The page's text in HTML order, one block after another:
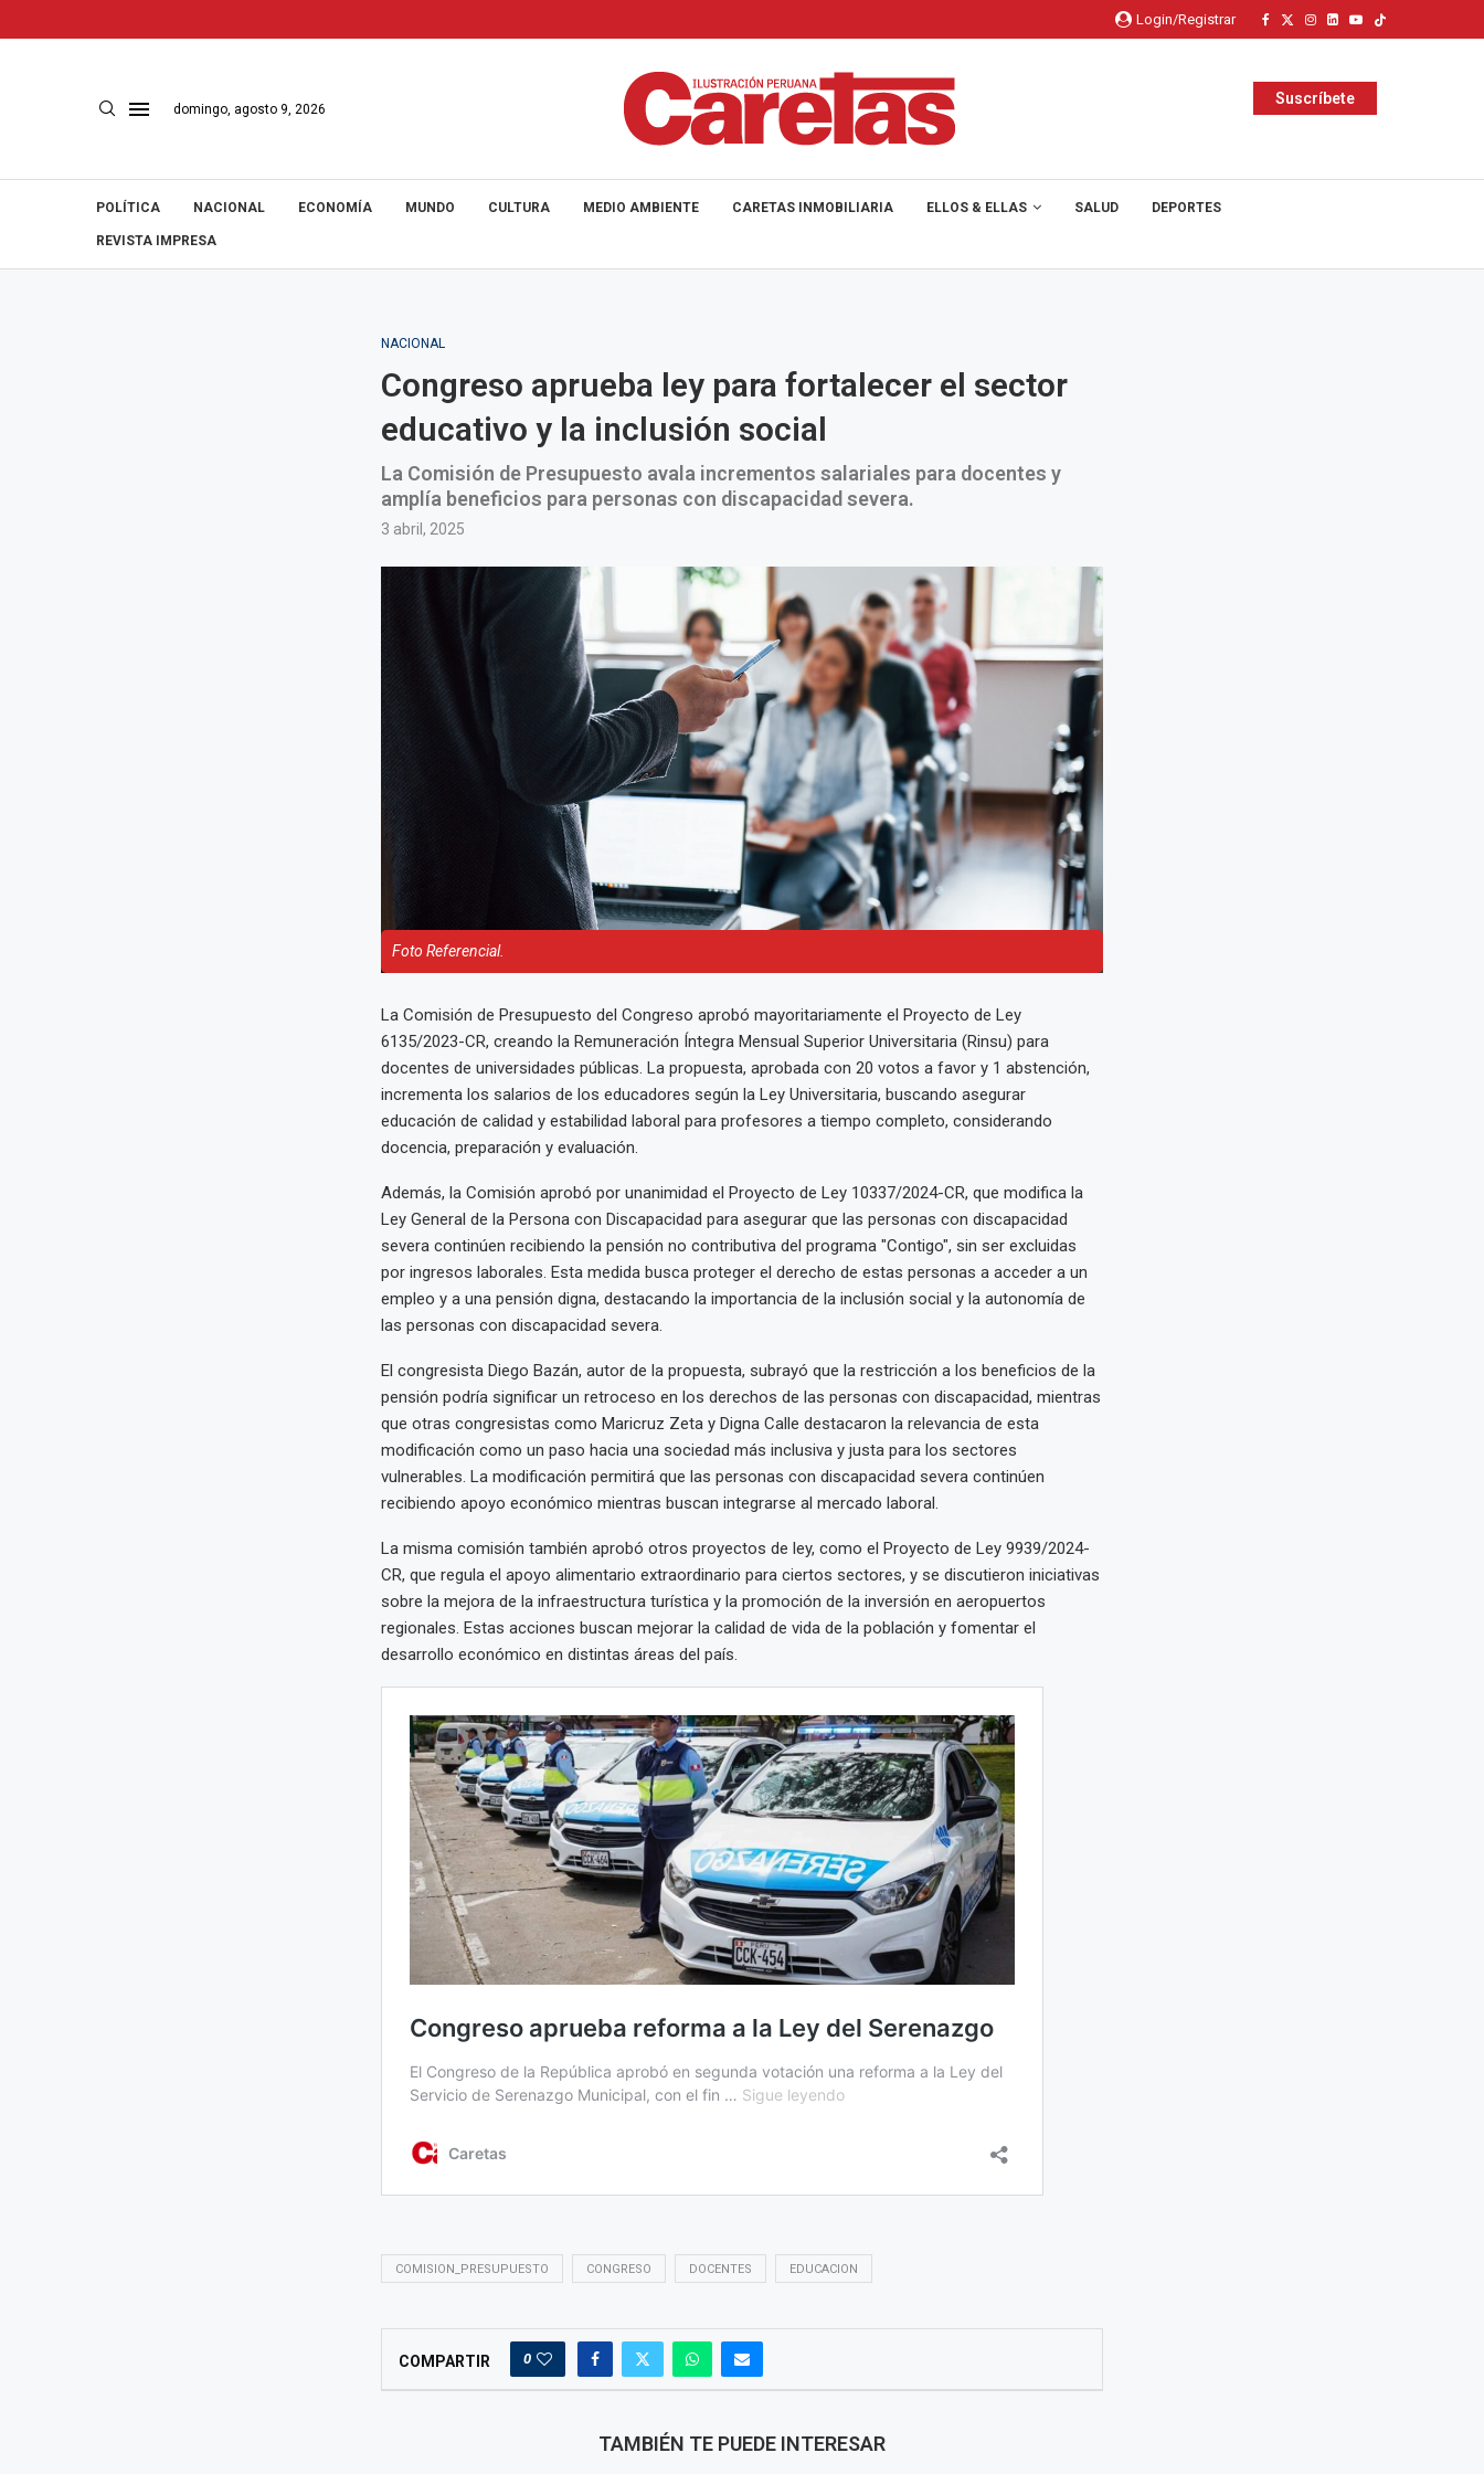
Login/Registrar
domingo, agosto 9, 2026
Suscríbete
POLÍTICA NACIONAL ECONOMÍA MUNDO CULTURA MEDIO AMBIENTE CARETAS INMOBILIARIA ELLOS & ELLAS SALUD DEPORTES
REVISTA IMPRESA
NACIONAL
Congreso aprueba ley para fortalecer el sector
educativo y la inclusión social
La Comisión de Presupuesto avala incrementos salariales para docentes y
amplía beneficios para personas con discapacidad severa.
3 abril, 2025
Foto Referencial.
La Comisión de Presupuesto del Congreso aprobó mayoritariamente el Proyecto de Ley
6135/2023-CR, creando la Remuneración Íntegra Mensual Superior Universitaria (Rinsu) para
docentes de universidades públicas. La propuesta, aprobada con 20 votos a favor y 1 abstención,
incrementa los salarios de los educadores según la Ley Universitaria, buscando asegurar
educación de calidad y estabilidad laboral para profesores a tiempo completo, considerando
docencia, preparación y evaluación.
Además, la Comisión aprobó por unanimidad el Proyecto de Ley 10337/2024-CR, que modifica la
Ley General de la Persona con Discapacidad para asegurar que las personas con discapacidad
severa continúen recibiendo la pensión no contributiva del programa "Contigo", sin ser excluidas
por ingresos laborales. Esta medida busca proteger el derecho de estas personas a acceder a un
empleo y a una pensión digna, destacando la importancia de la inclusión social y la autonomía de
las personas con discapacidad severa.
El congresista Diego Bazán, autor de la propuesta, subrayó que la restricción a los beneficios de la
pensión podría significar un retroceso en los derechos de las personas con discapacidad, mientras
que otras congresistas como Maricruz Zeta y Digna Calle destacaron la relevancia de esta
modificación como un paso hacia una sociedad más inclusiva y justa para los sectores
vulnerables. La modificación permitirá que las personas con discapacidad severa continúen
recibiendo apoyo económico mientras buscan integrarse al mercado laboral.
La misma comisión también aprobó otros proyectos de ley, como el Proyecto de Ley 9939/2024-
CR, que regula el apoyo alimentario extraordinario para ciertos sectores, y se discutieron iniciativas
sobre la mejora de la infraestructura turística y la promoción de la inversión en aeropuertos
regionales. Estas acciones buscan mejorar la calidad de vida de la población y fomentar el
desarrollo económico en distintas áreas del país.
COMISION_PRESUPUESTO CONGRESO DOCENTES EDUCACION
COMPARTIR 0
TAMBIÉN TE PUEDE INTERESAR